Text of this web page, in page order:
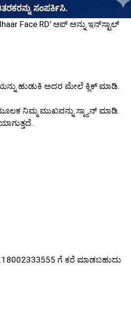
Face RD’ ಆಪ್ ಅನ್ನು ಇನ್‌ಸ್ಟಾಲ್
ಹುಡುಕಿ ಅದರ ಮೇಲೆ ಕ್ಲಿಕ್ ಮಾಡಿ.
ನಿಮ್ಮ ಮುಖವನ್ನು ಸ್ಕ್ಯಾನ್ ಮಾಡಿ.
ಗೆ ಕರೆ ಮಾಡಬಹುದು